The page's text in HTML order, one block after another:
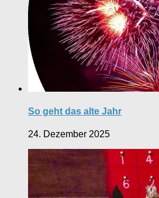
So geht das alte Jahr
24. Dezember 2025